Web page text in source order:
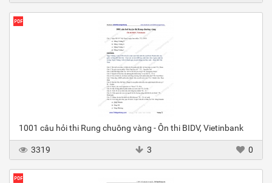
1001 câu hỏi thi Rung chuông vàng - Ôn thi BIDV, Vietinbank
3319 3 0